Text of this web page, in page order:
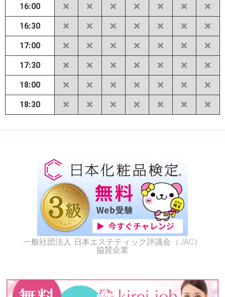
16:00
16:30
17:00
17:30
18:00
18:30
一般社団法人 日本エステティック評議会（JAC）
協賛企業